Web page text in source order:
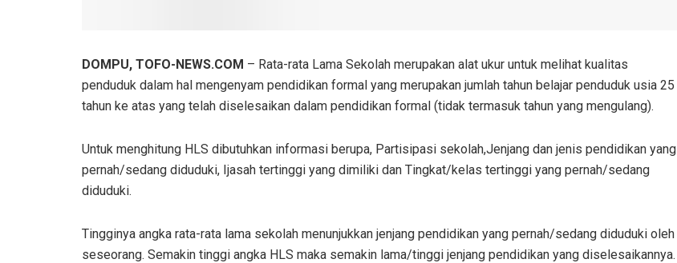
DOMPU, TOFO-NEWS.COM – Rata-rata Lama Sekolah merupakan alat ukur untuk melihat kualitas
penduduk dalam hal mengenyam pendidikan formal yang merupakan jumlah tahun belajar penduduk usia 25
tahun ke atas yang telah diselesaikan dalam pendidikan formal (tidak termasuk tahun yang mengulang).
Untuk menghitung HLS dibutuhkan informasi berupa, Partisipasi sekolah,Jenjang dan jenis pendidikan yang
pernah/sedang diduduki, Ijasah tertinggi yang dimiliki dan Tingkat/kelas tertinggi yang pernah/sedang
diduduki.
Tingginya angka rata-rata lama sekolah menunjukkan jenjang pendidikan yang pernah/sedang diduduki oleh
seseorang. Semakin tinggi angka HLS maka semakin lama/tinggi jenjang pendidikan yang diselesaikannya.